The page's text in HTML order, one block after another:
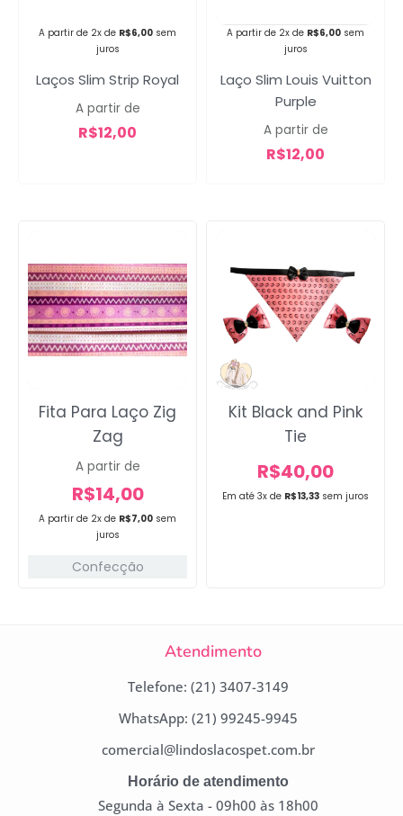
A partir de 2x de R$6,00 sem
juros
Laços Slim Strip Royal
A partir de
R$12,00
A partir de 2x de R$6,00 sem
juros
Laço Slim Louis Vuitton
Purple
A partir de
R$12,00
A partir de 2x de R$7,00 sem
juros
Fita Para Laço Zig
Zag
A partir de
R$14,00
Confecção
Em até 3x de R$13,33 sem juros
Kit Black and Pink
Tie
R$40,00
Atendimento
Telefone: (21) 3407-3149
WhatsApp: (21) 99245-9945
comercial@lindoslacospet.com.br
Horário de atendimento
Segunda à Sexta - 09h00 às 18h00